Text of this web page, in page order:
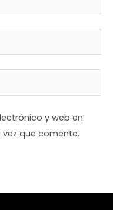
y web en
que comente.